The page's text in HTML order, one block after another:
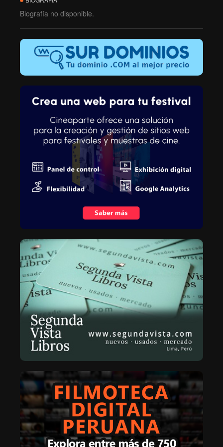
Biografía no disponible.